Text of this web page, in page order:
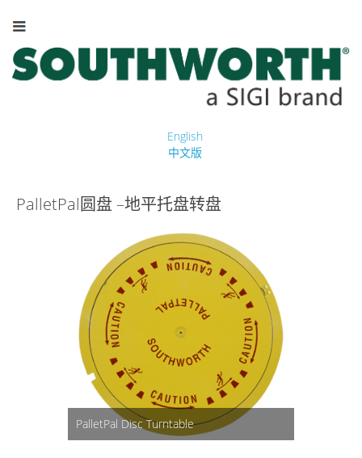
English
中文版
PalletPal圆盘 –地平托盘转盘
PalletPal Disc Turntable
Low Profile Turntable is Hand Pallet Truck
Accessible
No mounting necessary
Beveled outer ring for easy access - even
with heavy loads
Spin loads for faster, safer, easier pallet
loading